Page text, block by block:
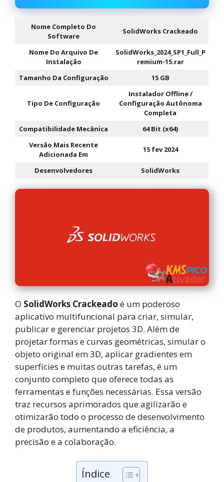
Nome Completo Do
Software
SolidWorks Crackeado
Nome Do Arquivo De
Instalação
SolidWorks_2024_SP1_Full_P
remium-15.rar
Tamanho Da Configuração
15 GB
Tipo De Configuração
Instalador Offline /
Configuração Autônoma
Completa
Compatibilidade Mecânica
64 Bit (x64)
Versão Mais Recente
Adicionada Em
15 fev 2024
Desenvolvedores SolidWorks
O SolidWorks Crackeado é um poderoso
aplicativo multifuncional para criar, simular,
publicar e gerenciar projetos 3D. Além de
projetar formas e curvas geométricas, simular o
objeto original em 3D, aplicar gradientes em
superfícies e muitas outras tarefas, é um
conjunto completo que oferece todas as
ferramentas e funções necessárias. Essa versão
traz recursos aprimorados que agilizarão e
otimizarão todo o processo de desenvolvimento
de produtos, aumentando a eficiência, a
precisão e a colaboração.
Índice